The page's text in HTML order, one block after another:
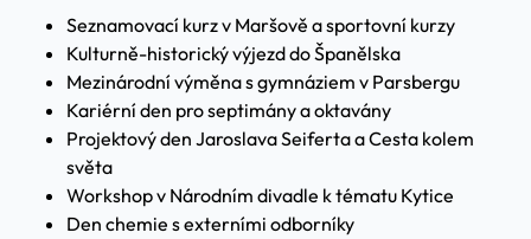
Seznamovací kurz v Maršově a sportovní kurzy
Kulturně-historický výjezd do Španělska
Mezinárodní výměna s gymnáziem v Parsbergu
Kariérní den pro septimány a oktavány
Projektový den Jaroslava Seiferta a Cesta kolem
světa
Workshop v Národním divadle k tématu Kytice
Den chemie s externími odborníky